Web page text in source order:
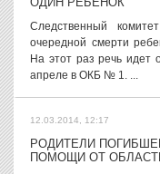
Следственный
очередной смерти
На этот раз речь
апреле в ОКБ № 1. ...
12.03.2014, 12:17
РОДИТЕЛИ
ПОМОЩИ ОТ